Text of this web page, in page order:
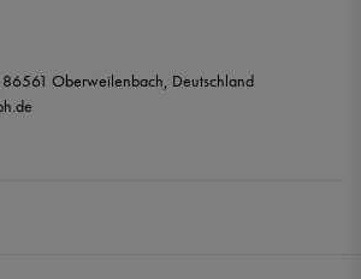
Oberweilenbach, Deutschland